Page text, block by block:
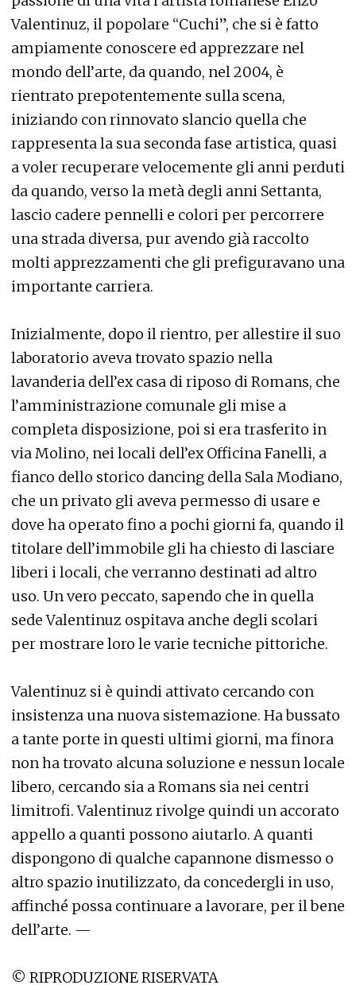
Valentinuz, il popolare “Cuchi”, che si è fatto
ampiamente conoscere ed apprezzare nel
mondo dell’arte, da quando, nel 2004, è
rientrato prepotentemente sulla scena,
iniziando con rinnovato slancio quella che
rappresenta la sua seconda fase artistica, quasi
a voler recuperare velocemente gli anni perduti
da quando, verso la metà degli anni Settanta,
lascio cadere pennelli e colori per percorrere
una strada diversa, pur avendo già raccolto
molti apprezzamenti che gli prefiguravano una
importante carriera.
Inizialmente, dopo il rientro, per allestire il suo
laboratorio aveva trovato spazio nella
lavanderia dell’ex casa di riposo di Romans, che
l’amministrazione comunale gli mise a
completa disposizione, poi si era trasferito in
via Molino, nei locali dell’ex Officina Fanelli, a
fianco dello storico dancing della Sala Modiano,
che un privato gli aveva permesso di usare e
dove ha operato fino a pochi giorni fa, quando il
titolare dell’immobile gli ha chiesto di lasciare
liberi i locali, che verranno destinati ad altro
uso. Un vero peccato, sapendo che in quella
sede Valentinuz ospitava anche degli scolari
per mostrare loro le varie tecniche pittoriche.
Valentinuz si è quindi attivato cercando con
insistenza una nuova sistemazione. Ha bussato
a tante porte in questi ultimi giorni, ma finora
non ha trovato alcuna soluzione e nessun locale
libero, cercando sia a Romans sia nei centri
limitrofi. Valentinuz rivolge quindi un accorato
appello a quanti possono aiutarlo. A quanti
dispongono di qualche capannone dismesso o
altro spazio inutilizzato, da concedergli in uso,
affinché possa continuare a lavorare, per il bene
dell’arte. —
© RIPRODUZIONE RISERVATA